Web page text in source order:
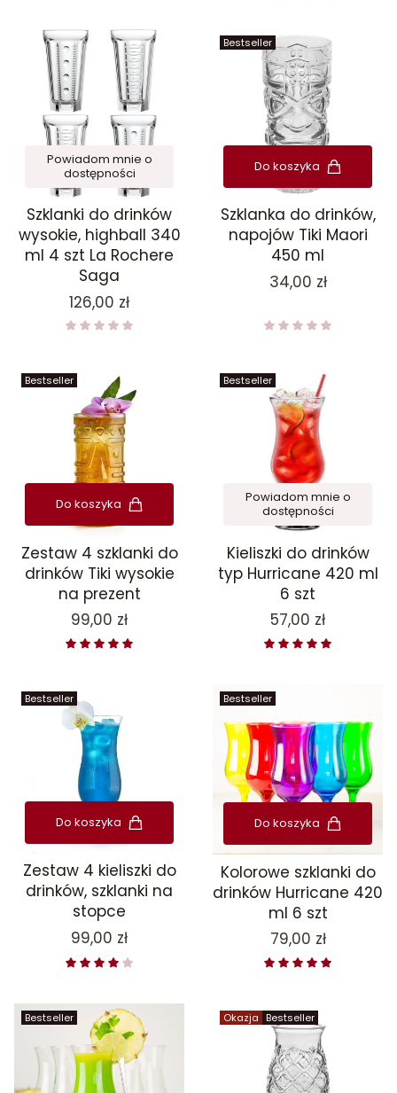
Powiadom mnie o
dostępności
Szklanki do drinków
wysokie, highball 340
ml 4 szt La Rochere
Saga
Cena
126,00 zł
Bestseller
Do koszyka
Szklanka do drinków,
napojów Tiki Maori
450 ml
Cena
34,00 zł
Bestseller
Do koszyka
Zestaw 4 szklanki do
drinków Tiki wysokie
na prezent
Cena
99,00 zł
Bestseller
Powiadom mnie o
dostępności
Kieliszki do drinków
typ Hurricane 420 ml
6 szt
Cena
57,00 zł
Bestseller
Do koszyka
Zestaw 4 kieliszki do
drinków, szklanki na
stopce
Cena
99,00 zł
Bestseller
Do koszyka
Kolorowe szklanki do
drinków Hurricane 420
ml 6 szt
Cena
79,00 zł
Bestseller Okazja Bestseller